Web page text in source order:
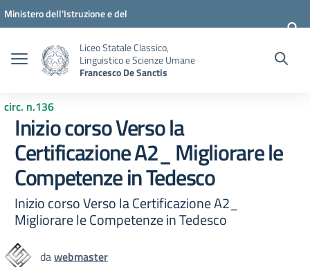
Vai ai contenuti
Vai al menu di navigazione
Vai al footer
Ministero dell'Istruzione e del
Liceo Statale Classico,
Linguistico e Scienze Umane
Francesco De Sanctis
circ. n.136
Inizio corso Verso la
Certificazione A2_ Migliorare le
Competenze in Tedesco
Inizio corso Verso la Certificazione A2_
Migliorare le Competenze in Tedesco
dawebmaster